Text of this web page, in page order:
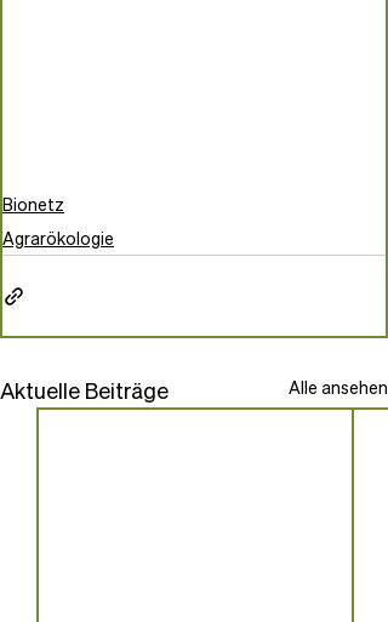
Bionetz
Agrarökologie
Aktuelle Beiträge Alle ansehen